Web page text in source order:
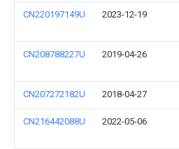
CN220197149U 2023-12-19
CN208788227U 2019-04-26
CN207272182U 2018-04-27
CN216442088U 2022-05-06